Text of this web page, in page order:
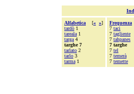
Alfabetica [« »]
tardò 1
tareala 1
targa 4
targhe 7
tarlato 2
tarlo 3
tarma 1
Frequenza
7 taci
7 tagliente
7 tahpanes
7 targhe
7 tel
7 temerà
7 temette